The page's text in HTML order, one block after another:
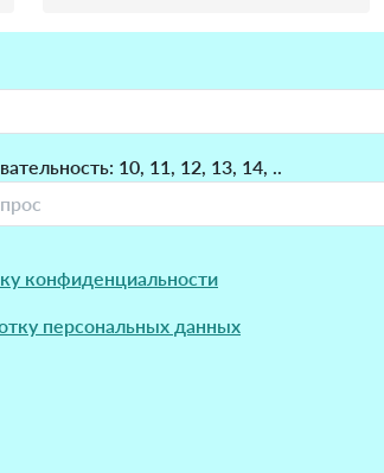
10, 11, 12, 13, 14, ..
конфиденциальности
персональных данных